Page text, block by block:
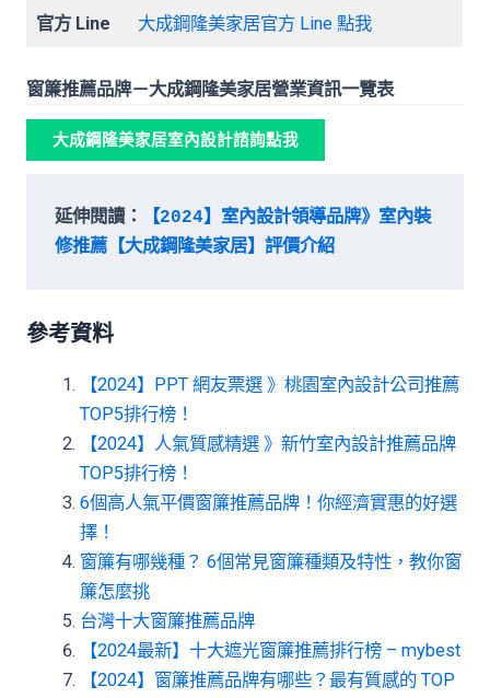
官方 Line 大成鋼隆美家居官方 Line 點我
窗簾推薦品牌－大成鋼隆美家居營業資訊一覽表
大成鋼隆美家居室內設計諮詢點我
延伸閱讀：
【2024】室內設計領導品牌》室內裝
修推薦【大成鋼隆美家居】評價介紹
參考資料
【2024】PPT 網友票選 》桃園室內設計公司推薦
TOP5排行榜！
【2024】人氣質感精選 》新竹室內設計推薦品牌
TOP5排行榜！
6個高人氣平價窗簾推薦品牌！你經濟實惠的好選
擇！
窗簾有哪幾種？ 6個常見窗簾種類及特性，教你窗
簾怎麼挑
台灣十大窗簾推薦品牌
【2024最新】十大遮光窗簾推薦排行榜 – mybest
【2024】窗簾推薦品牌有哪些？最有質感的 TOP